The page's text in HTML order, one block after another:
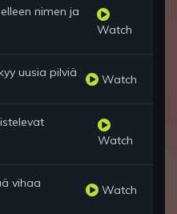
nimen ja
Watch
uusia pilviä Watch
Watch
vihaa Watch